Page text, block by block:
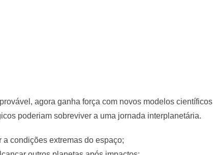
agora ganha força com novos modelos científicos
poderiam sobreviver a uma jornada interplanetária.
condições extremas do espaço;